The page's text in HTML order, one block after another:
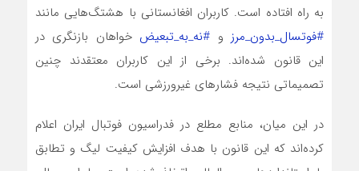
به راه افتاده است. کاربران افغانستانی با هشتگ‌هایی مانند
#فوتسال_بدون_مرزو #نه_به_تبعیض خواهان بازنگری در
این قانون شده‌اند. برخی از این کاربران معتقدند چنین
تصمیماتی نتیجه فشارهای غیرورزشی است.
در این میان، منابع مطلع در فدراسیون فوتبال ایران اعلام
کرده‌اند که این قانون با هدف افزایش کیفیت لیگ و تطابق